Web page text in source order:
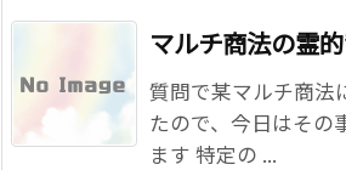
マルチ商法の霊
質問で某マルチ商法
たので、今日はその
ます 特定の ...